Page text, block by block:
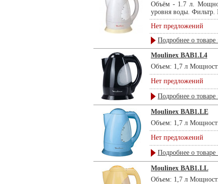
Объём - 1.7 л.
уровня воды. Фильтр.
Нет предложений
Подробнее о товаре
Moulinex BAB1.L4
Объем: 1,7 л
Нет предложений
Подробнее о товаре
Moulinex BAB1.LE
Объем: 1,7 л
Нет предложений
Подробнее о товаре
Moulinex BAB1.LL
Объем: 1,7 л